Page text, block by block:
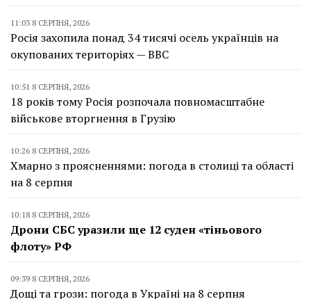
11:03 8 СЕРПНЯ, 2026
Росія захопила понад 34 тисячі осель українців на
окупованих територіях — BBC
10:51 8 СЕРПНЯ, 2026
18 років тому Росія розпочала повномасштабне
військове вторгнення в Грузію
10:26 8 СЕРПНЯ, 2026
Хмарно з проясненнями: погода в столиці та області
на 8 серпня
10:18 8 СЕРПНЯ, 2026
Дрони СБС уразили ще 12 суден «тіньового
флоту» РФ
09:39 8 СЕРПНЯ, 2026
Дощі та грози: погода в Україні на 8 серпня